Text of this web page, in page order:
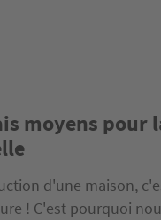
moyens pour
d'une maison,
! C'est pourquoi